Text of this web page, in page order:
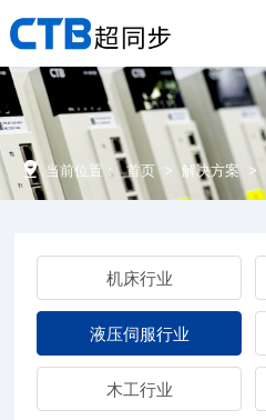
当前位置：首页>解决方案>
机床行业
液压伺服行业
木工行业